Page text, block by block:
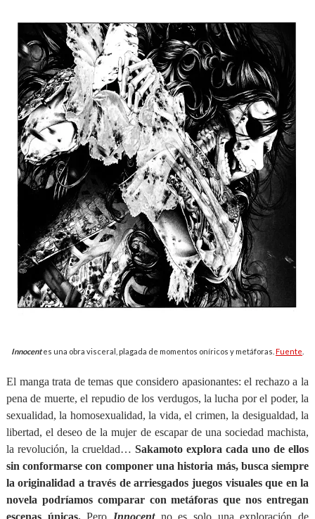
Innocentes una obra visceral, plagada de momentos oníricos y metáforas. Fuente
El manga trata de temas que considero apasionantes: el rechazo a la
pena de muerte, el repudio de los verdugos, la lucha por el poder, la
sexualidad, la homosexualidad, la vida, el crimen, la desigualdad, la
libertad, el deseo de la mujer de escapar de una sociedad machista,
la revolución, la crueldad… Sakamoto explora cada uno de ellos
sin conformarse con componer una historia más, busca siempre
la originalidad a través de arriesgados juegos visuales que en la
novela podríamos comparar con metáforas que nos entregan
escenas únicas.Pero Innocent no es solo una exploración de